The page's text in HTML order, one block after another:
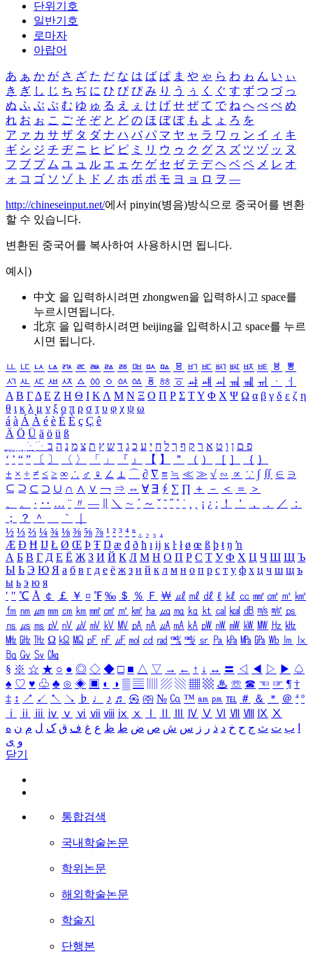
단위기호
일반기호
로마자
아랍어
あ ぁ か が さ ざ た だ な は ば ぱ ま や ゃ ら わ ゎ ん い ぃ
き ぎ し じ ち ぢ に ひ び ぴ み り う ぅ く ぐ す ず つ づ っ
ぬ ふ ぶ ぷ む ゆ ゅ る え ぇ け げ せ ぜ て で ね へ べ ぺ め
れ お ぉ こ ご そ ぞ と ど の ほ ぼ ぽ も よ ょ ろ を
ア ァ カ サ ザ タ ダ ナ ハ バ パ マ ヤ ャ ラ ワ ヮ ン イ ィ キ
ギ シ ジ チ ヂ ニ ヒ ビ ピ ミ リ ウ ゥ ク グ ス ズ ツ ヅ ッ ヌ
フ ブ プ ム ユ ュ ル エ ェ ケ ゲ セ ゼ テ デ ヘ ベ ペ メ レ オ
ォ コ ゴ ソ ゾ ト ド ノ ホ ボ ポ モ ヨ ョ ロ ヲ ―
http://chineseinput.net/에서 pinyin(병음)방식으로 중국어를 변환
할 수 있습니다.
변환된 중국어를 복사하여 사용하시면 됩니다.
예시)
中文 을 입력하시려면 zhongwen을 입력하시고 space를
누르시면됩니다.
北京 을 입력하시려면 beijing을 입력하시고 space를 누르
시면 됩니다.
ㅥ ㅦ ㅧ ㅨ ㅩ ㅪ ㅫ ㅬ ㅭ ㅮ ㅯ ㅰ ㅱ ㅲ ㅳ ㅴ ㅵ ㅶ ㅷ ㅸ
ㅹ
ㅺ ㅻ ㅼ ㅽ ㅾ ㅿ ㆀ ㆁ ㆂ ㆃ ㆄ ㆅ ㆆ ㆇ ㆈ ㆉ ㆊ ㆋ ㆌ ㆍ
ㆎ
Α Β ΓΔ Ε Ζ Η Θ Ι ΚΛ Μ Ν Ξ Ο Π Ρ Σ ΤΥ Φ Χ Ψ Ω α β γ δ ε ζ η
θ ι κ λ μ ν ξ ο π ρ σ τ υ φ χ ψ ω
á à Á À é è É È ç Ç ê
Ä Ö Ü ä ö ü ß
ִֶֹ ֻּ ׁׂ פ ם ן ו ט א ר ק ף ך ל ח י ע כ ג ד ש ץ ת צ מ נ ה ב
‘ ’ “ ” 〔 〕 〈 〉 「 」 『 』 【 】 ＂ （ ） ［ ］ ｛ ｝
± × ÷ ≠ ≤ ≥ ∞ ∴ ♂ ♀ ∠ ⊥ ⌒ ∂ ∇ ≡ ≒ ≪ ≫ √ ∽ ∝ ∵ ∫ ∬ ∈ ∋
⊆ ⊇ ⊂ ⊃ ∪ ∩ ∧ ∨ ￢ ⇒ ⇔ ∀ ∃ ∮ ∑ ∏ ＋ － ＜ ＝
＞
、
。 · ‥ … ¨ 〃 ― ＼ ∼ ´ ～ ˇ ˘ ˝ ˚ ˙ ¸ ¡ ¿ ː ！ ＇ ， ． ／
：
；
？ ＾ ｀
½ ⅓ ⅔ ¼ ¾ ⅛ ⅜ ⅝ ⅞ ¹ ² ³ ⁴ ⁿ ₁ ₂ ₃ ₄
Æ Ð Ħ Ĳ Ł Ø Œ Þ Ŧ Ŋ æ đ ð ħ ı ĳ ĸ ŀ ł ø œ ß þ ŧ ŋ ŉ
А Б В Г Д Е Ё Ж З И Й К Л М Н О П Р С Т У Ф Х Ц Ч Ш Щ Ъ
Ы Ь Э Ю Я а б в г д е ё ж з и й к л м н о п р с т у ф х ц ч ш щ ъ
ы ь э ю я
′ ″ ℃ Å ￠ ￡ ￥ ¤ ℉ ‰ ＄ ％ Ｆ ￦ ㎕ ㎖ ㎗ ℓ ㎘ ㏄ ㎣ ㎤ ㎥ ㎦
㎙ ㎚ ㎛ ㎜ ㎝ ㎞ ㎟ ㎠ ㎡ ㎢ ㏊ ㎍ ㎎ ㎏ ㏏ ㎈ ㎉ ㏈ ㎧ ㎨ ㎰
㎱ ㎲ ㎳ ㎴ ㎵ ㎶ ㎷ ㎸ ㎹ ㎀ ㎁ ㎂ ㎃ ㎄ ㎺ ㎻ ㎽ ㎾ ㎿ ㎐ ㎑
㎒ ㎓ ㎔ Ω ㏀ ㏁ ㎊ ㎋ ㎌ ㏖ ㏅ ㎭ ㎮ ㎯ ㏛ ㎩ ㎪ ㎫ ㎬ ㏝ ㏐
㏓
㏃ ㏉ ㏜ ㏆
§ ※ ☆ ★ ○ ● ◎ ◇ ◆ □ ■ △ ▽ → ← ↑ ↓ ↔ 〓 ◁ ◀ ▷ ▶ ♤
♠ ♡ ♥ ♧ ♣ ⊙ ◈ ▣ ◐ ◑ ▒ ▤ ▨ ▧ ▦ ▩ ♨ ☏ ☎ ☜ ☞ ¶ †
‡ ↕ ↗ ↙ ↖ ↘ ♭ ♩ ♪ ♬ ㉿ ㈜ № ㏇ ™ ㏂ ㏘ ℡ ＃ ＆ ＊ ＠ ª º
ⅰ
ⅱ ⅲ ⅳ ⅴ ⅵ ⅶ ⅷ ⅸ ⅹ Ⅳ Ⅴ Ⅵ Ⅶ Ⅷ Ⅸ Ⅹ
ب ت ث ج ح خ د ذ ر ز س ش ص ض ط ظ ع غ ف ق ک ل م ن ه
و ی
닫기
통합검색
국내학술논문
학위논문
해외학술논문
학술지
단행본